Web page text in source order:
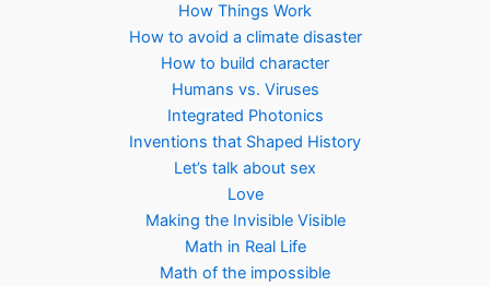
How Things Work
How to avoid a climate disaster
How to build character
Humans vs. Viruses
Integrated Photonics
Inventions that Shaped History
Let’s talk about sex
Love
Making the Invisible Visible
Math in Real Life
Math of the impossible